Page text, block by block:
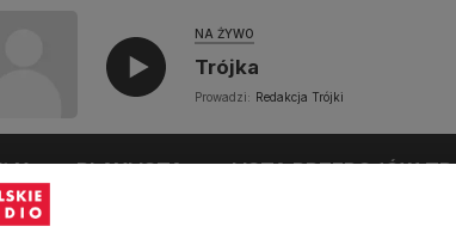
NA ŻYWO
Trójka
Prowadzi: Redakcja Trójki
PLAYLISTA LISTA PRZEBOJÓW